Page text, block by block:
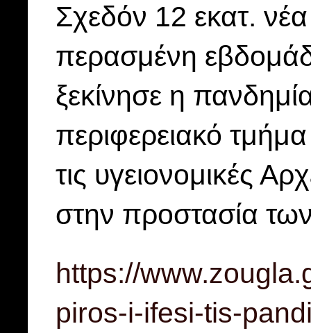
Σχεδόν 12 εκατ.
περασμένη
ξεκίνησε η
περιφερειακό
τις υγειονομικές
στην προστασία
https://
piros-i-ifesi-tis-